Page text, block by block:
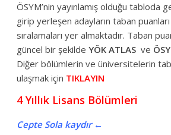
ÖSYM’nin yayınlamış olduğu tabloda
girip yerleşen adayların taban
sıralamaları yer almaktadır. Taban
güncel bir şekildeYÖK ATLAS ve
Diğer bölümlerin ve üniversitelerin
ulaşmak için TIKLAYIN
4 Yıllık Lisans Bölümleri
Cepte Sola kaydır ←